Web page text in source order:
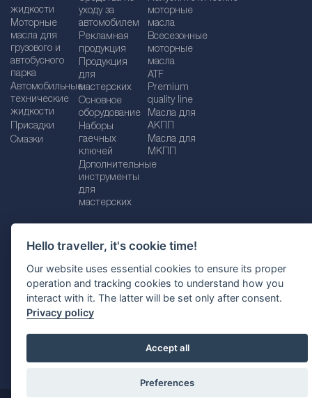
Hello traveller, it's cookie time!
Our website uses essential cookies to ensure its proper
operation and tracking cookies to understand how you
interact with it. The latter will be set only after consent.
Privacy policy
Accept all
Preferences
жидкости
Моторные
масла для
грузового и
автобусного
парка
Автомобильные
технические
жидкости
Присадки
Смазки
уходу за
автомобилем
Рекламная
продукция
Продукция
для
мастерских
Основное
оборудование
Наборы
гаечных
ключей
Дополнительные
инструменты
для
мастерских
моторные
масла
Bсесезонные
моторные
масла
ATF
Premium
quality line
Масла для
АКПП
Масла для
МКПП
Политика конфиденциальности
Политика файлов Cookie Выбор страны